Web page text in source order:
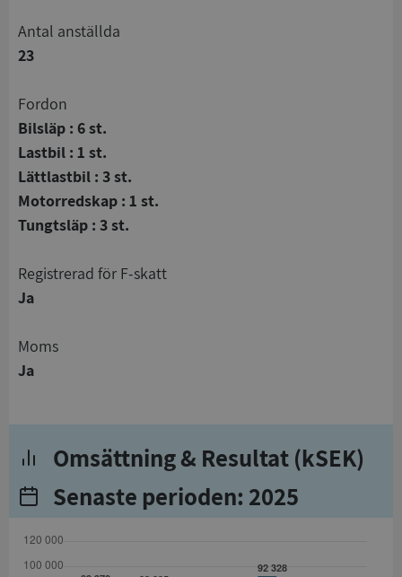
Antal anställda
23
Fordon
Bilsläp : 6 st.
Lastbil : 1 st.
Lättlastbil : 3 st.
Motorredskap : 1 st.
Tungtsläp : 3 st.
registrerad för F-skatt
Ja
Moms
Ja
Omsättning & Resultat (kSEK)
Senaste perioden: 2025